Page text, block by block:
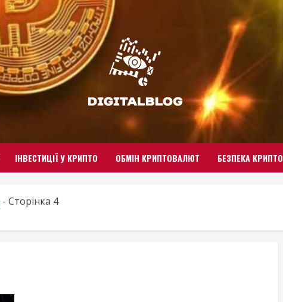
ІНВЕСТИЦІЇ У КРИПТО ОБМІН КРИПТОВАЛЮТ БЕЗПЕКА КРИПТО
- Сторінка 4